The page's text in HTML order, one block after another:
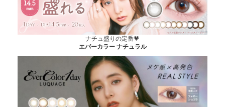
ナチュ盛りの定番💗
エバーカラー ナチュラル